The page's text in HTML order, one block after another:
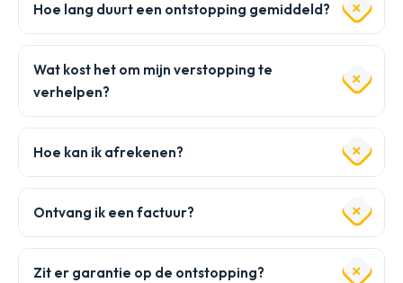
Hoe lang duurt een ontstopping gemiddeld?
Wat kost het om mijn verstopping te
verhelpen?
Hoe kan ik afrekenen?
Ontvang ik een factuur?
Zit er garantie op de ontstopping?